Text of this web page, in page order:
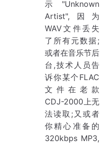
示"Unknown
Artist",因为
WAV文件丢失
了所有元数据;
或者在音乐节后
台,技术人员告
诉你某个FLAC
文件在老款
CDJ-2000上无
法读取;又或者
你精心准备的
320kbps MP3,